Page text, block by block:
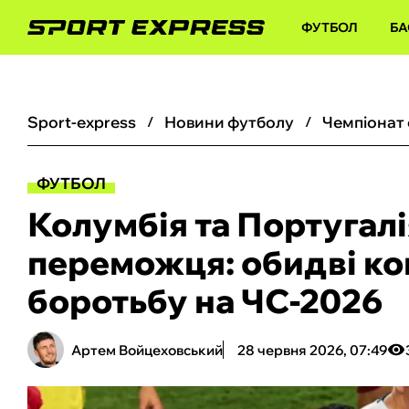
ФУТБОЛ
sport-express новини футболу
ФУТБОЛ
Колумбія та
переможця: обидві
боротьбу на ЧС-2026
Артем Войцеховський 28 червня 2026, 07:49